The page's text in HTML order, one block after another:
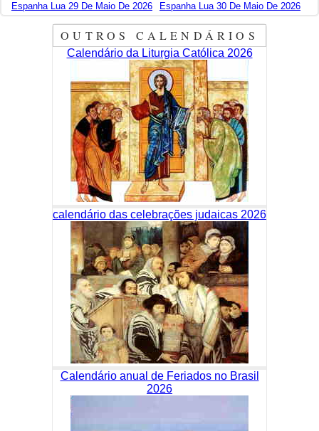
Espanha Lua 29 De Maio De 2026
Espanha Lua 30 De Maio De 2026
OUTROS CALENDÁRIOS
Calendário da Liturgia Católica 2026
calendário das celebrações judaicas 2026
Calendário anual de Feriados no Brasil
2026